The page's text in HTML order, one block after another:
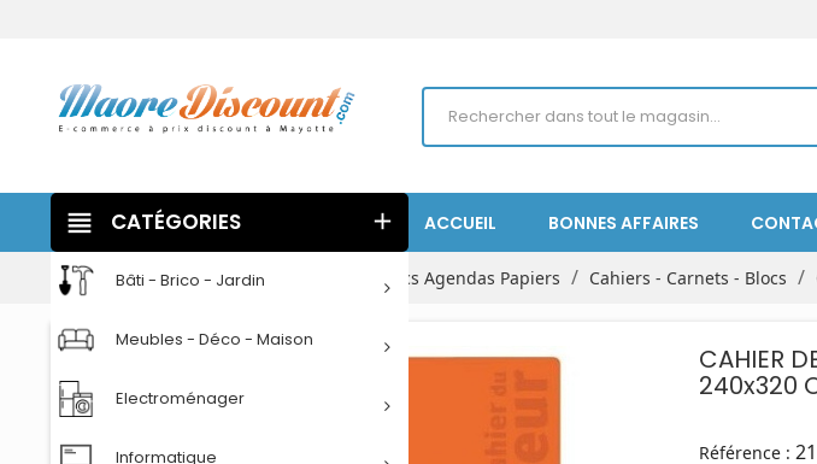
ACCUEIL BONNES AFFAIRES
view_headline CATÉGORIES add
Bâti - Brico - Jardin
Meubles - Déco - Maison
Electroménager
Informatique
Accueil Papeterie Cahiers Carnets Blocs Agendas Papiers Cahiers - Carnets - Blocs
CAHIER
240x320
Référence :